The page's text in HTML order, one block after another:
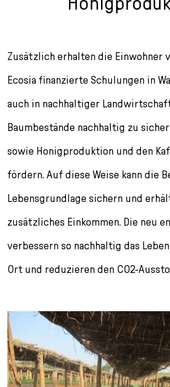
Zusätzlich erhalten die Einwohner
Ecosia finanzierte Schulungen in
auch in nachhaltiger
Baumbestände nachhaltig zu
sowie Honigproduktion und den
fördern. Auf diese Weise kann die
Lebensgrundlage sichern und
zusätzliches Einkommen. Die neu
verbessern so nachhaltig das
Ort und reduzieren den CO2-